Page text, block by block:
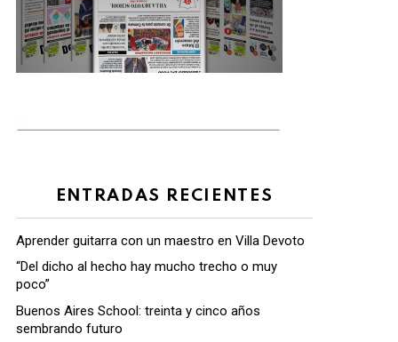
ENTRADAS RECIENTES
Aprender guitarra con un maestro en Villa Devoto
“Del dicho al hecho hay mucho trecho o muy
poco”
Buenos Aires School: treinta y cinco años
sembrando futuro